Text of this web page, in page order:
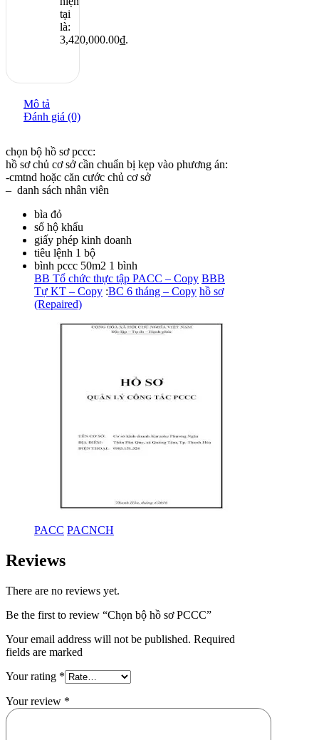
tại
là:
3,420,000.00₫.
Mô tả
Đánh giá (0)
chọn bộ hồ sơ pccc:
hồ sơ chủ cơ sở cần chuẩn bị kẹp vào phương án:
-cmtnd hoặc căn cước chủ cơ sở
– danh sách nhân viên
bìa đỏ
sổ hộ khẩu
giấy phép kinh doanh
tiêu lệnh 1 bộ
bình pccc 50m2 1 bình
BB Tổ chức thực tập PACC – Copy BBB
Tự KT – Copy :BC 6 tháng – Copy hồ sơ
(Repaired)
PACC PACNCH
Reviews
There are no reviews yet.
Be the first to review “Chọn bộ hồ sơ PCCC”
Your email address will not be published. Required
fields are marked
Your rating *
Your review *